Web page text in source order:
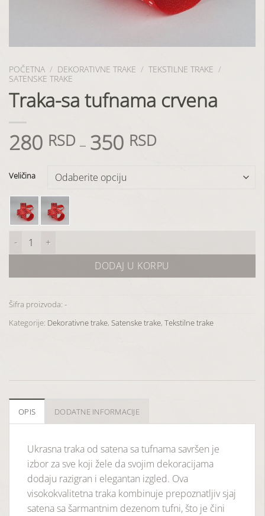
POČETNA / DEKORATIVNE TRAKE / TEKSTILNE TRAKE /
SATENSKE TRAKE
Traka-sa tufnama crvena
280 RSD – 350 RSD
Veličina
Traka-sa tufnama crvena količina
DODAJ U KORPU
Šifra proizvoda: -
Kategorije: Dekorativne trake, Satenske trake, Tekstilne trake
OPIS DODATNE INFORMACIJE
Ukrasna traka od satena sa tufnama savršen je
izbor za sve koji žele da svojim dekoracijama
dodaju razigran i elegantan izgled. Ova
visokokvalitetna traka kombinuje prepoznatljiv sjaj
satena sa šarmantnim dezenom tufni, što je čini